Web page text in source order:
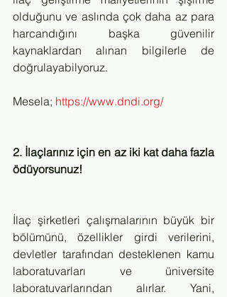
olduğunu ve aslında çok daha az para
harcandığını başka güvenilir
kaynaklardan alınan bilgilerle de
doğrulayabilyoruz.
Mesela; https://www.dndi.org/
2. İlaçlarınız için en az iki kat daha fazla
ödüyorsunuz!
İlaç şirketleri çalışmalarının büyük bir
bölümünü, özellikler girdi verilerini,
devletler tarafından desteklenen kamu
laboratuvarları ve üniversite
laboratuvarlarından alırlar. Yani,